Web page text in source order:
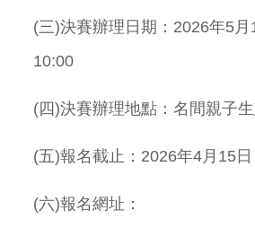
(三)決賽辦理日期：2026年5
10:00
(四)決賽辦理地點：名間親子
(五)報名截止：2026年4月15
(六)報名網址：